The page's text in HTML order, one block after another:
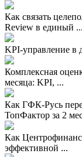
Как связать
Review в единый ...
KPI-управление в
Комплексная
месяца: KPI, ...
Как ГФК-Русь
ТопФактор за 2
Как Центрофинанс
эффективной ...